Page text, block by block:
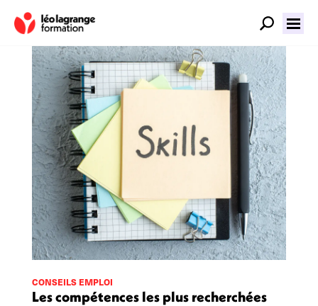
CONSEILS EMPLOI
Les compétences les plus recherchées